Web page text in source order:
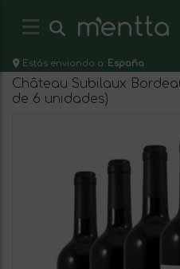
Estás enviando a: España
Château Subilaux
de 6 unidades)